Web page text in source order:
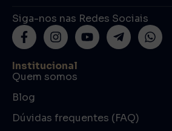
Siga-nos nas Redes Sociais
Institucional
Quem somos
Blog
Dúvidas frequentes (FAQ)